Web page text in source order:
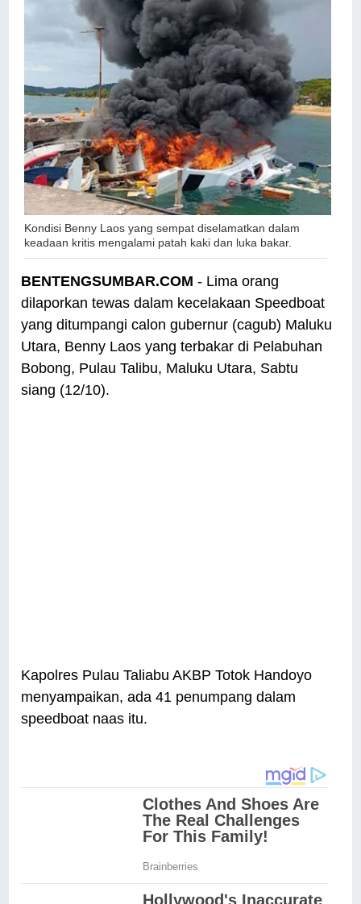
Kondisi Benny Laos yang sempat diselamatkan dalam
keadaan kritis mengalami patah kaki dan luka bakar.
BENTENGSUMBAR.COM - Lima orang
dilaporkan tewas dalam kecelakaan Speedboat
yang ditumpangi calon gubernur (cagub) Maluku
Utara, Benny Laos yang terbakar di Pelabuhan
Bobong, Pulau Talibu, Maluku Utara, Sabtu
siang (12/10).
Kapolres Pulau Taliabu AKBP Totok Handoyo
menyampaikan, ada 41 penumpang dalam
speedboat naas itu.